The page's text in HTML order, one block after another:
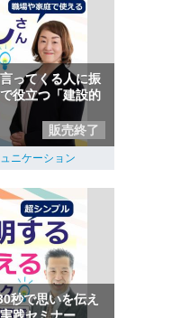
ってくる人に振
役立つ「建設的
販売終了
ニケーション
秒で思いを伝え